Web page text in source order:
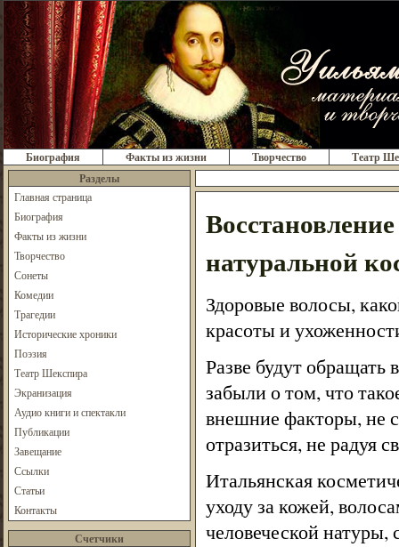
Биография Факты из жизни Творчество
Театр
Разделы
Главная страница
Биография
Факты из жизни
Творчество
Сонеты
Комедии
Трагедии
Исторические хроники
Поэзия
Театр Шекспира
Экранизация
Аудио книги и спектакли
Публикации
Завещание
Ссылки
Статьи
Контакты
Счетчики
натуральной
Здоровые волосы,
красоты и
Разве будут
забыли о том, что
внешние факторы, не
отразиться, не радуя
Итальянская
уходу за кожей,
человеческой натуры,